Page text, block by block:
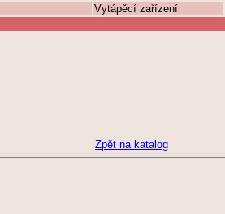
Vytápěcí zařízení
Zpět na katalog